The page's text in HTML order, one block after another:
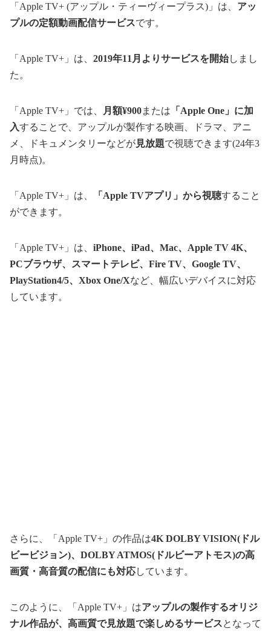
「Apple TV+ (アップル・ティーヴィープラス)」は、 アッ
プルの定額動画配信サービスです。
「Apple TV+」は、 2019年11月よりサービスを開始しまし
た。
「Apple TV+」では、 月額¥900または 「Apple One」に加
入することで、アップルが製作する映画、ドラマ、アニ
メ、ドキュメンタリーなどが見放題で視聴できます(24年3
月時点)。
「Apple TV+」は、 「Apple TVアプリ」から視聴すること
ができます。
「Apple TV+」は、 iPhone、iPad、Mac、Apple TV 4K、
PCブラウザ、スマートテレビ、Fire TV、Google TV、
PlayStation4/5、Xbox One/Xなど、幅広いデバイスに対応
しています。
さらに、「Apple TV+」の作品は4K DOLBY VISION(ドル
ビービジョン)、DOLBY ATMOS(ドルビーアトモス)の高
画質・高音質の配信にも対応しています。
このように、「Apple TV+」はアップルの製作するオリジ
ナル作品が、高画質で見放題で楽しめるサービスとなって